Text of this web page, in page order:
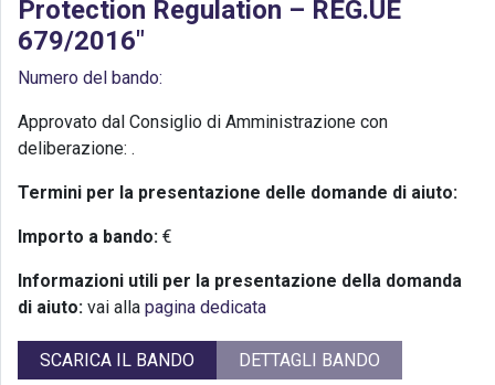
Protection Regulation – REG.UE
679/2016"
Numero del bando:
Approvato dal Consiglio di Amministrazione con
deliberazione: .
Termini per la presentazione delle domande di aiuto:
Importo a bando: €
Informazioni utili per la presentazione della domanda
di aiuto: vai alla pagina dedicata
SCARICA IL BANDO DETTAGLI BANDO